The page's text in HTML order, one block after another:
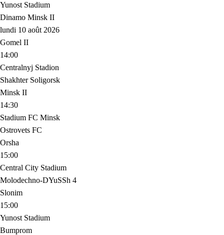
Yunost Stadium
Dinamo Minsk II
lundi 10 août 2026
Gomel II
14:00
Centralnyj Stadion
Shakhter Soligorsk
Minsk II
14:30
Stadium FC Minsk
Ostrovets FC
Orsha
15:00
Central City Stadium
Molodechno-DYuSSh 4
Slonim
15:00
Yunost Stadium
Bumprom